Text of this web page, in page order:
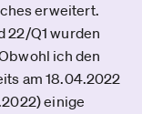
erweitert.
22/Q1 wurden
ich den
am 18.04.2022
einige